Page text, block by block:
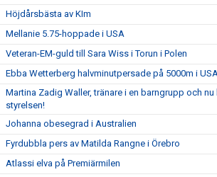
Höjdårsbästa av KIm
Mellanie 5.75-hoppade i USA
Veteran-EM-guld till Sara Wiss i Torun i Polen
Ebba Wetterberg halvminutpersade på 5000m i
Martina Zadig Waller, tränare i en barngrupp och
styrelsen!
Johanna obesegrad i Australien
Fyrdubbla pers av Matilda Rangne i Örebro
Atlassi elva på Premiärmilen